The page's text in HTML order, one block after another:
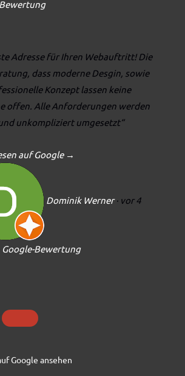
Adresse für Ihren Webauftritt! Die
dass moderne Desgin, sowie
Konzept lassen keine
offen. Alle Anforderungen werden
unkompliziert umgesetzt“
auf Google →
Dominik Werner · vor 4
Google-Bewertung
Google ansehen